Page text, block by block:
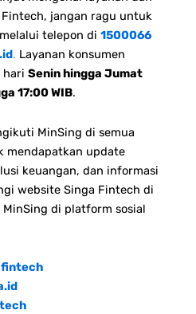
jangan ragu untuk
telepon di 1500066
. Layanan konsumen
hari Senin hingga Jumat
17:00 WIB.
MinSing di semua
mendapatkan update
keuangan, dan informasi
website Singa Fintech di
di platform sosial